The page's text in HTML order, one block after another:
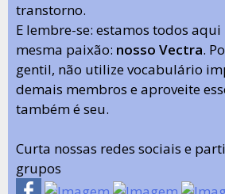
transtorno.
E lembre-se: estamos todos
mesma paixão: nosso Vectra.
gentil, não utilize vocabulário
demais membros e aproveite
também é seu.
Curta nossas redes sociais e
grupos